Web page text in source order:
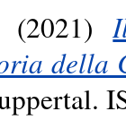
(2021)
della